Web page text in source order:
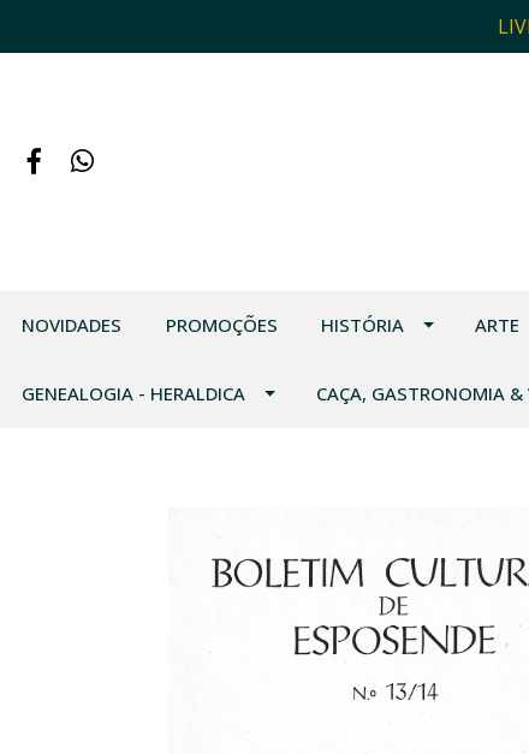
NOVIDADES PROMOÇÕES HISTÓRIA ARTE
GENEALOGIA - HERALDICA CAÇA, GASTRONOMIA &